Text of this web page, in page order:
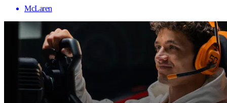
McLaren